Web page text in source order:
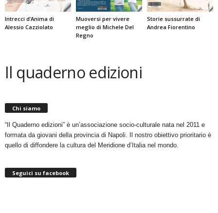
Intrecci d’Anima di
Alessio Cazziolato
Muoversi per vivere
meglio di Michele Del
Regno
Storie sussurrate di
Andrea Fiorentino
Il quaderno edizioni
Chi siamo
“Il Quaderno edizioni” è un’associazione socio-culturale nata nel 2011 e
formata da giovani della provincia di Napoli. Il nostro obiettivo prioritario è
quello di diffondere la cultura del Meridione d’Italia nel mondo.
Seguici su facebook